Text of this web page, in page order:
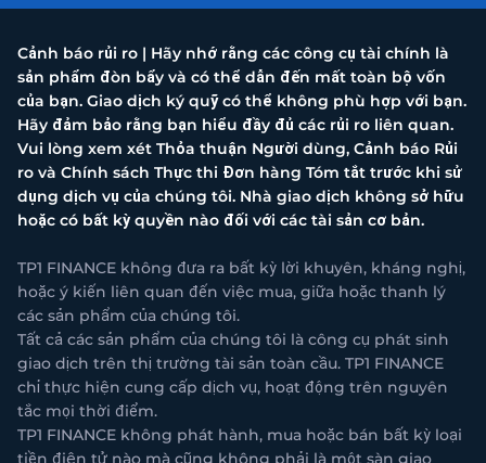
Cảnh báo rủi ro | Hãy nhớ rằng các công cụ tài chính là
sản phẩm đòn bẩy và có thể dẫn đến mất toàn bộ vốn
của bạn. Giao dịch ký quỹ có thể không phù hợp với bạn.
Hãy đảm bảo rằng bạn hiểu đầy đủ các rủi ro liên quan.
Vui lòng xem xét Thỏa thuận Người dùng, Cảnh báo Rủi
ro và Chính sách Thực thi Đơn hàng Tóm tắt trước khi sử
dụng dịch vụ của chúng tôi. Nhà giao dịch không sở hữu
hoặc có bất kỳ quyền nào đối với các tài sản cơ bản.
TP1 FINANCE không đưa ra bất kỳ lời khuyên, kháng nghị,
hoặc ý kiến liên quan đến việc mua, giữa hoặc thanh lý
các sản phẩm của chúng tôi.
Tất cả các sản phẩm của chúng tôi là công cụ phát sinh
giao dịch trên thị trường tài sản toàn cầu. TP1 FINANCE
chỉ thực hiện cung cấp dịch vụ, hoạt động trên nguyên
tắc mọi thời điểm.
TP1 FINANCE không phát hành, mua hoặc bán bất kỳ loại
tiền điện tử nào mà cũng không phải là một sàn giao